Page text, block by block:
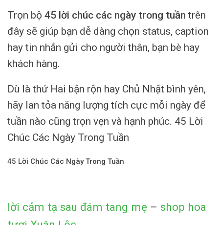
Trọn bộ 45 lời chúc các ngày trong tuần trên
đây sẽ giúp bạn dễ dàng chọn status, caption
hay tin nhắn gửi cho người thân, bạn bè hay
khách hàng.
Dù là thứ Hai bận rộn hay Chủ Nhật bình yên,
hãy lan tỏa năng lượng tích cực mỗi ngày để
tuần nào cũng trọn vẹn và hạnh phúc. 45 Lời
Chúc Các Ngày Trong Tuần
45 Lời Chúc Các Ngày Trong Tuần
lời cảm tạ sau đám tang mẹ – shop hoa